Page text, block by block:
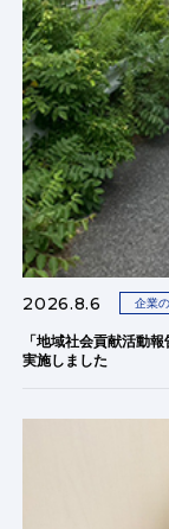
2026.8.6 企業
「地域社会貢献活動
実施しました